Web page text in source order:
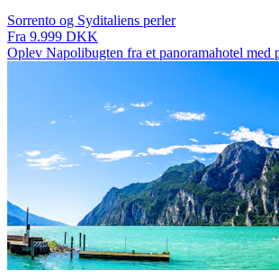
Sorrento og Syditaliens perler
Fra 9.999 DKK
Oplev Napolibugten fra et panoramahotel med